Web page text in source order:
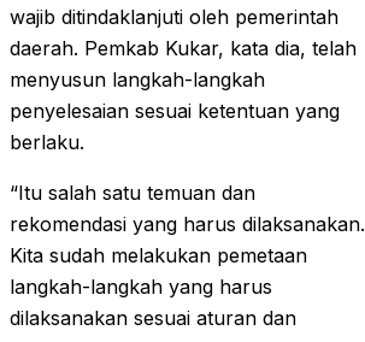
wajib ditindaklanjuti oleh pemerintah
daerah. Pemkab Kukar, kata dia, telah
menyusun langkah-langkah
penyelesaian sesuai ketentuan yang
berlaku.
“Itu salah satu temuan dan
rekomendasi yang harus dilaksanakan.
Kita sudah melakukan pemetaan
langkah-langkah yang harus
dilaksanakan sesuai aturan dan